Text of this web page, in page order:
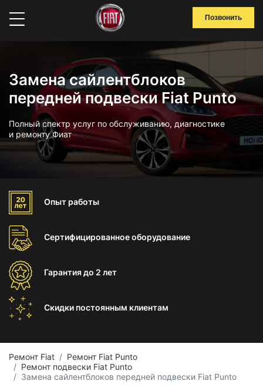
Позвонить
Замена сайлентблоков
передней подвески Fiat Punto
Полный спектр услуг по обслуживанию, диагностике
и ремонту Фиат
Опыт работы
Сертифицированноеоборудование
Гарантиядо 2 лет
Скидки постоянным клиентам
Ремонт Fiat
Ремонт Fiat Punto
Ремонт подвески Fiat Punto
Замена сайлентблоков передней подвески Fiat Punto